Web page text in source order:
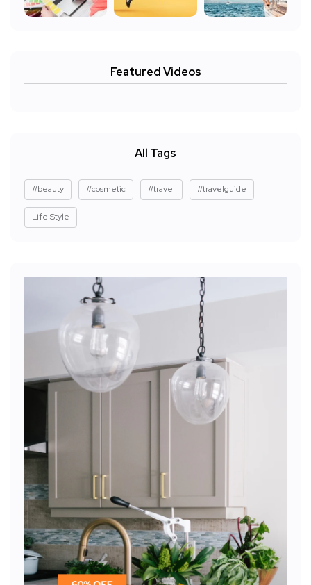
Featured Videos
All Tags
#beauty #cosmetic #travel #travelguide
Life Style